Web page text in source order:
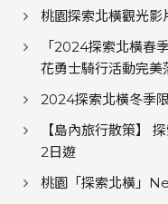
桃園探索北橫觀光
「2024探索北橫春
花勇士騎行活動完美
2024探索北橫冬季
【島內旅行散策】
2日遊
桃園「探索北橫」